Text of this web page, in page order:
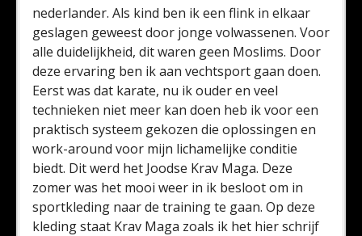
nederlander. Als kind ben ik een flink in elkaar
geslagen geweest door jonge volwassenen. Voor
alle duidelijkheid, dit waren geen Moslims. Door
deze ervaring ben ik aan vechtsport gaan doen.
Eerst was dat karate, nu ik ouder en veel
technieken niet meer kan doen heb ik voor een
praktisch systeem gekozen die oplossingen en
work-around voor mijn lichamelijke conditie
biedt. Dit werd het Joodse Krav Maga. Deze
zomer was het mooi weer in ik besloot om in
sportkleding naar de training te gaan. Op deze
kleding staat Krav Maga zoals ik het hier schrijf